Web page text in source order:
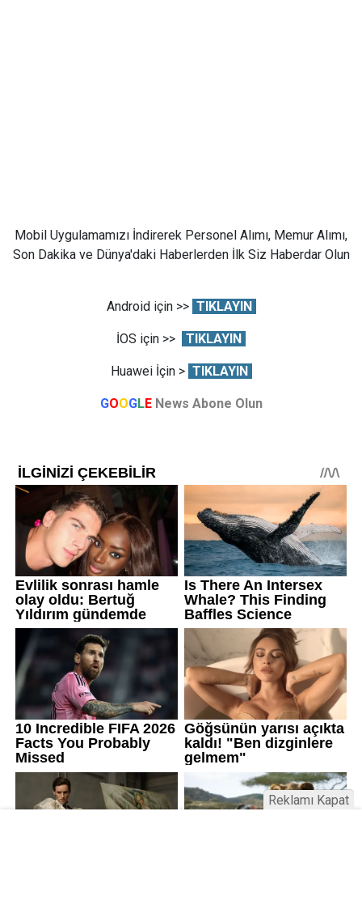
Mobil Uygulamamızı İndirerek Personel Alımı, Memur Alımı,
Son Dakika ve Dünya'daki Haberlerden İlk Siz Haberdar Olun
Android için >> TIKLAYIN
İOS için >> TIKLAYIN
Huawei İçin > TIKLAYIN
GOOGLE News Abone Olun
Reklamı Kapat